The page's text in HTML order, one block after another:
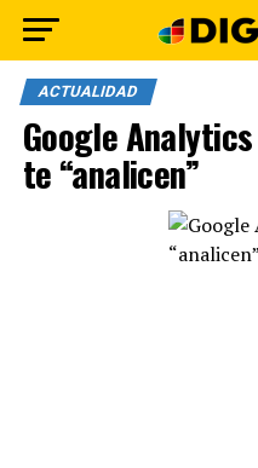
ACTUALIDAD
Google
te “analicen”